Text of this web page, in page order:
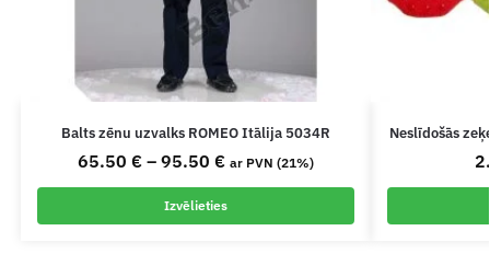
Balts zēnu uzvalks ROMEO Itālija 5034R
65.50 € – 95.50 € ar PVN (21%)
Izvēlieties
Neslīdošās